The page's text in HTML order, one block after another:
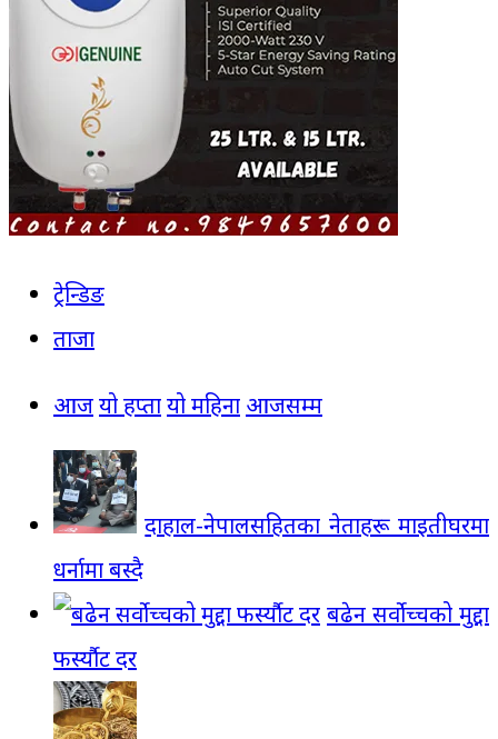
ट्रेन्डिङ
ताजा
आजयो हप्तायो महिना आजसम्म
दाहाल-नेपालसहितका नेताहरू माइतीघरमा
धर्नामा बस्दै
बढेन सर्वोच्चको मुद्दा
फर्स्यौट दर